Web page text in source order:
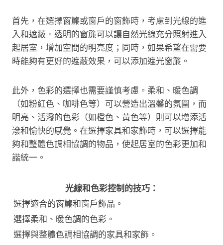
首先，在選擇窗簾或窗戶的窗飾時，考慮到光線的進
入和遮蔽。透明的窗簾可以讓自然光線充分照射進入
起居室，增加空間的明亮度；同時，如果希望在需要
時能夠有更好的遮蔽效果，可以添加遮光窗簾。
此外，色彩的選擇也需要謹慎考慮。柔和、暖色調
（如粉紅色、咖啡色等）可以營造出溫馨的氛圍，而
明亮、活潑的色彩（如橙色、黃色等）則可以增添活
潑和愉快的感覺。在選擇家具和家飾時，可以選擇能
夠和整體色調相協調的物品，使起居室的色彩更加和
諧統一。
光線和色彩控制的技巧：
選擇適合的窗簾和窗戶飾品。
選擇柔和、暖色調的色彩。
選擇與整體色調相協調的家具和家飾。